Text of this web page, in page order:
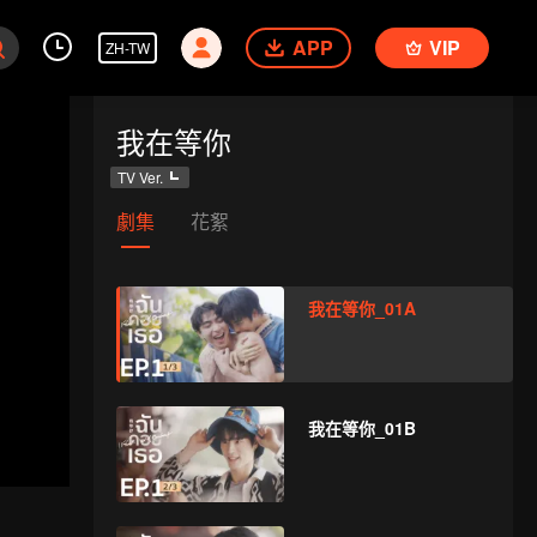
ZH-TW APP VIP
我在等你
TV Ver.
劇集 花絮
我在等你_01A
我在等你_01B